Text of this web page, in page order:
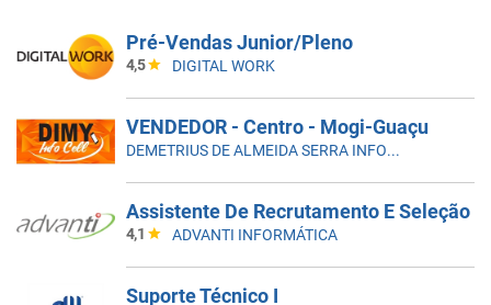
Pré-Vendas Junior/Pleno
4,5 DIGITAL WORK
VENDEDOR - Centro - Mogi-Guaçu
DEMETRIUS DE ALMEIDA SERRA INFORMÁTICA ME
Assistente De Recrutamento E Seleção
4,1 ADVANTI INFORMÁTICA
Suporte Técnico I